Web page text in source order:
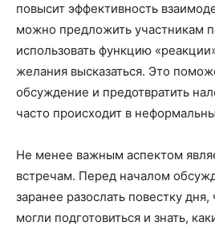
повысит эффективность
можно предложить участникам
использовать функцию
желания высказаться. Это
обсуждение и предотвратить
часто происходит в
Не менее важным аспектом
встречам. Перед началом
заранее разослать повестку
могли подготовиться и знать,